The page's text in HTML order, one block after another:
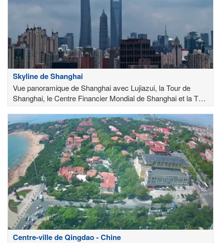
Skyline de Shanghai
Vue panoramique de Shanghai avec Lujiazui, la Tour de
Shanghai, le Centre Financier Mondial de Shanghai et la Tour
Jin Mao
Centre-ville de Qingdao - Chine